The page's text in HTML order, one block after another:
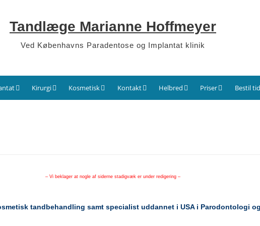
Tandlæge Marianne Hoffmeyer
Ved Københavns Paradentose og Implantat klinik
Kirurgi Kosmetisk Kontakt Helbred Priser Bestil tid
– Vi beklager at nogle af siderne stadigvæk er under redigering –
tandbehandling samt specialist uddannet i USA i Parodontologi